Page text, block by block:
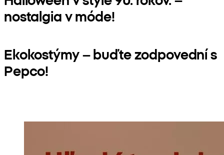
nostalgia v móde!
Ekokostýmy – buďte zodpovední s
Pepco!